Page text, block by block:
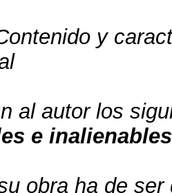
y
al autor los
e inalienables
obra ha de ser